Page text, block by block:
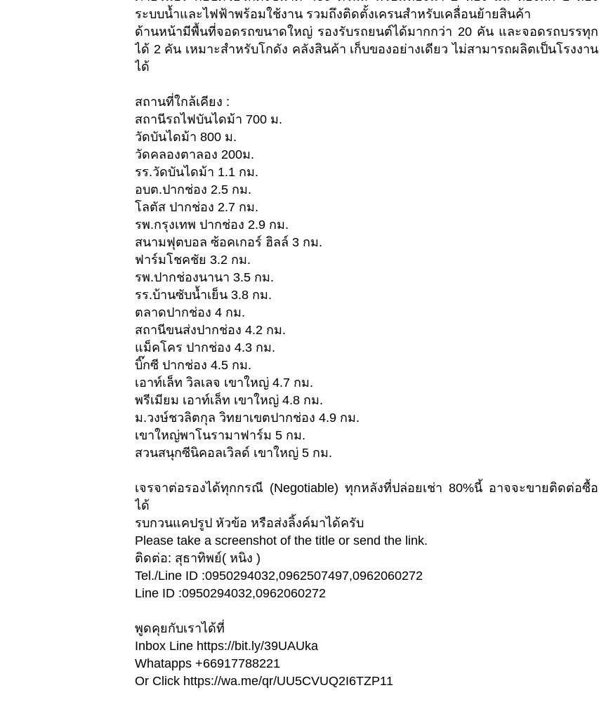
ระบบน้ำและไฟฟ้าพร้อมใช้งาน รวมถึงติดตั้งเครนสำหรับเคลื่อนย้ายสินค้า
ด้านหน้ามีพื้นที่จอดรถขนาดใหญ่ รองรับรถยนต์ได้มากกว่า 20 คัน และจอดรถบรรทุก
ได้ 2 คัน เหมาะสำหรับโกดัง คลังสินค้า เก็บของอย่างเดียว ไม่สามารถผลิตเป็นโรงงาน
ได้
สถานที่ใกล้เคียง :
สถานีรถไฟบันไดม้า 700 ม.
วัดบันไดม้า 800 ม.
วัดคลองตาลอง 200ม.
รร.วัดบันไดม้า 1.1 กม.
อบต.ปากช่อง 2.5 กม.
โลตัส ปากช่อง 2.7 กม.
รพ.กรุงเทพ ปากช่อง 2.9 กม.
สนามฟุตบอล ซ้อคเกอร์ ฮิลล์ 3 กม.
ฟาร์มโชคชัย 3.2 กม.
รพ.ปากช่องนานา 3.5 กม.
รร.บ้านซับน้ำเย็น 3.8 กม.
ตลาดปากช่อง 4 กม.
สถานีขนส่งปากช่อง 4.2 กม.
แม็คโคร ปากช่อง 4.3 กม.
บิ๊กซี ปากช่อง 4.5 กม.
เอาท์เล็ท วิลเลจ เขาใหญ่ 4.7 กม.
พรีเมียม เอาท์เล็ท เขาใหญ่ 4.8 กม.
ม.วงษ์ชวลิตกุล วิทยาเขตปากช่อง 4.9 กม.
เขาใหญ่พาโนรามาฟาร์ม 5 กม.
สวนสนุกซีนิคอลเวิลด์ เขาใหญ่ 5 กม.
เจรจาต่อรองได้ทุกกรณี (Negotiable) ทุกหลังที่ปล่อยเช่า 80%นี้ อาจจะขายติดต่อซื้อ
ได้
รบกวนแคปรูป หัวข้อ หรือส่งลิ้งค์มาได้ครับ
Please take a screenshot of the title or send the link.
ติดต่อ: สุธาทิพย์( หนิง )
Tel./Line ID :0950294032,0962507497,0962060272
Line ID :0950294032,0962060272
พูดคุยกับเราได้ที่
Inbox Line https://bit.ly/39UAUka
Whatapps +66917788221
Or Click https://wa.me/qr/UU5CVUQ2I6TZP11